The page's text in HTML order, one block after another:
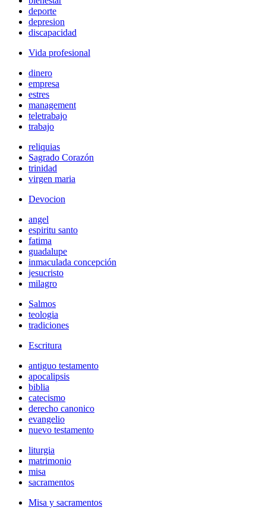
deporte
depresion
discapacidad
Vida profesional
dinero
empresa
estres
management
teletrabajo
trabajo
reliquias
Sagrado Corazón
trinidad
virgen maria
Devocion
angel
espiritu santo
fatima
guadalupe
inmaculada concepción
jesucristo
milagro
Salmos
teologia
tradiciones
Escritura
antiguo testamento
apocalipsis
biblia
catecismo
derecho canonico
evangelio
nuevo testamento
liturgia
matrimonio
misa
sacramentos
Misa y sacramentos